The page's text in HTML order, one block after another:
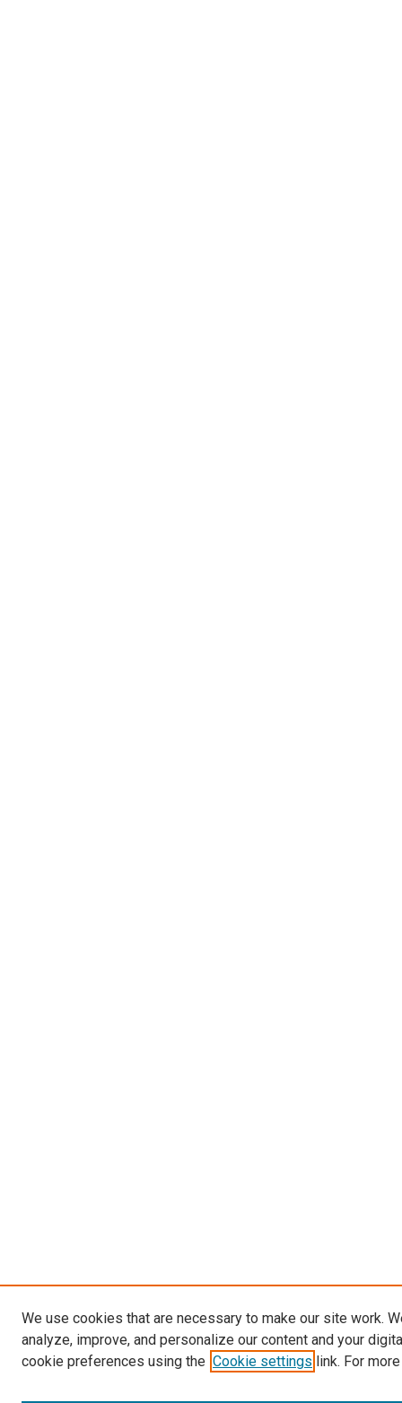
We use cookies that are necessary to make our site work.
analyze, improve, and personalize our content and your
cookie preferences using the Cookie settings link. For